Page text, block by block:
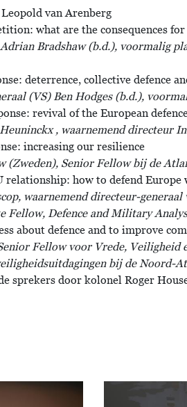
van Arenberg
what are the consequences for
Bradshaw (b.d.), voormalig
deterrence, collective defence
(VS) Ben Hodges (b.d.),
revival of the European
, waarnemend directeur
increasing our resilience
(Zweden), Senior Fellow bij de
relationship: how to defend Europe
waarnemend directeur-
Fellow, Defence and Military
about defence and to improve
Fellow voor Vrede,
bij de Noord-
sprekers door kolonel Roger